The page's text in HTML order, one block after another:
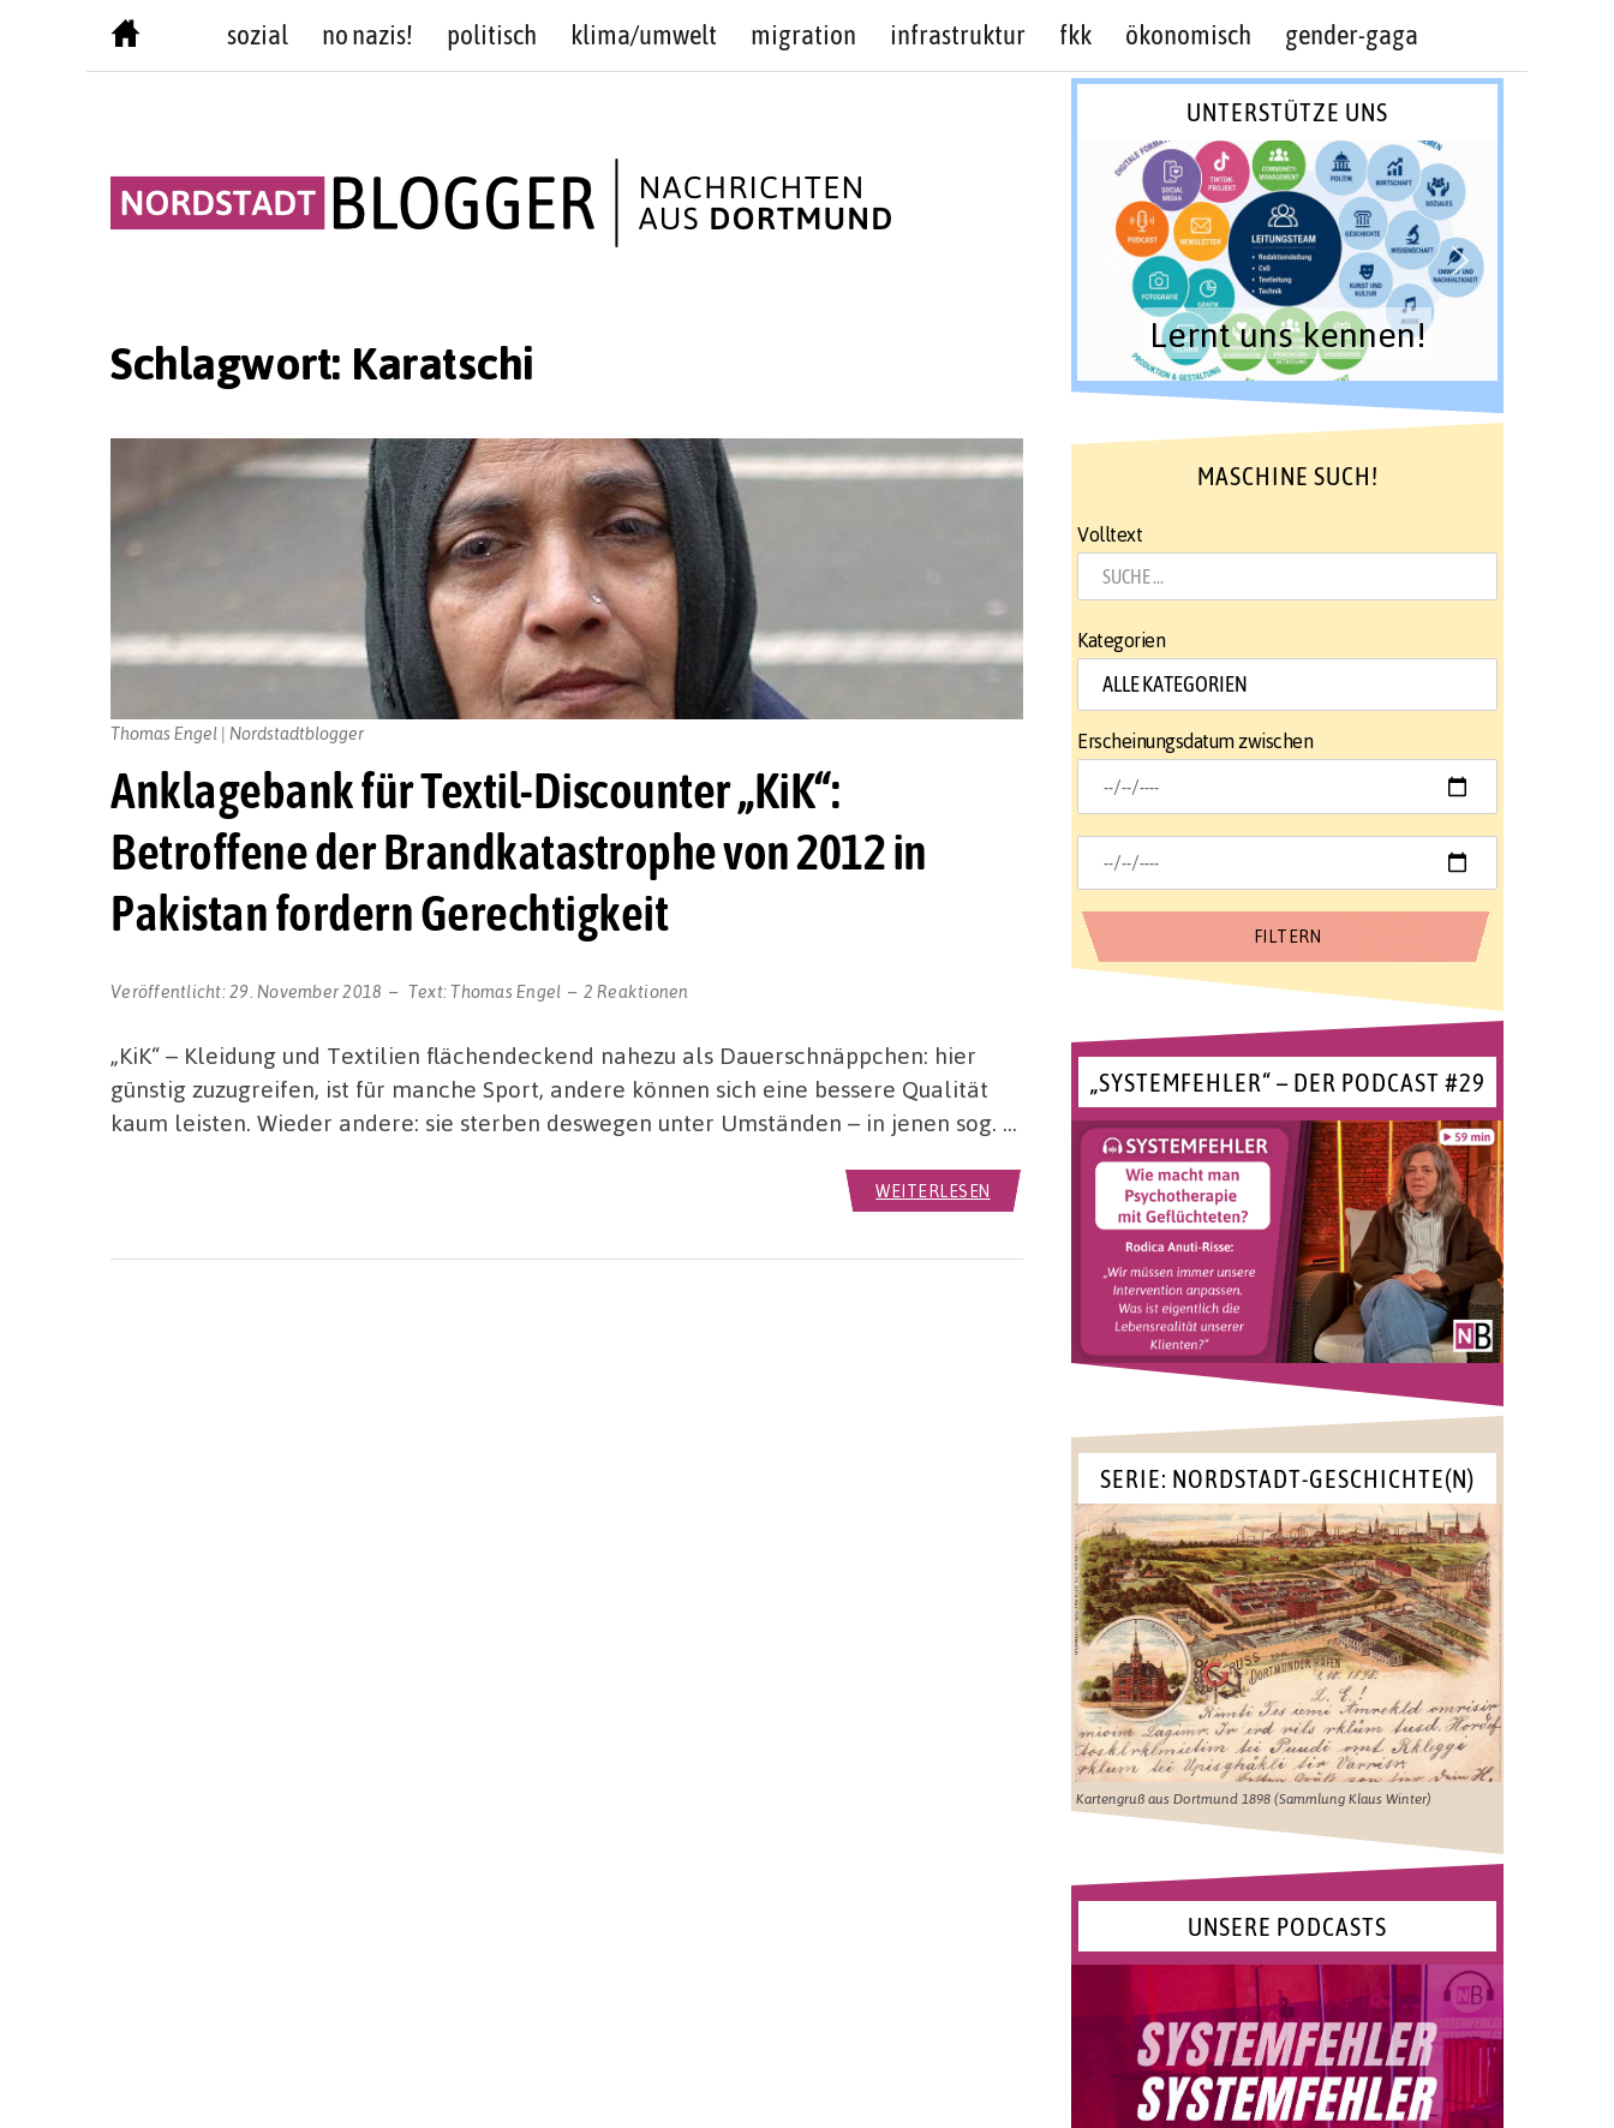
sozial no nazis! politisch klima/umwelt migration infrastruktur fkk ökonomisch gender-gaga
Schlagwort: Karatschi
Anklagebank für Textil-Discounter „KiK“:
Betroffene der Brandkatastrophe von 2012 in
Pakistan fordern Gerechtigkeit
Veröffentlicht:29. November 2018 Text:Thomas Engel 2 Reaktionen
Thomas Engel | Nordstadtblogger
„KiK“ – Kleidung und Textilien flächendeckend nahezu als Dauerschnäppchen: hier
günstig zuzugreifen, ist für manche Sport, andere können sich eine bessere Qualität
kaum leisten. Wieder andere: sie sterben deswegen unter Umständen – in jenen sog. …
WEITERLESEN
UNTERSTÜTZE UNS
Lernt uns kennen!
MASCHINE SUCH!
Volltext
Kategorien
Erscheinungsdatum zwischen
„SYSTEMFEHLER“ – DER PODCAST #29
SERIE: NORDSTADT-GESCHICHTE(N)
Kartengruß aus Dortmund 1898 (Sammlung Klaus Winter)
UNSERE PODCASTS